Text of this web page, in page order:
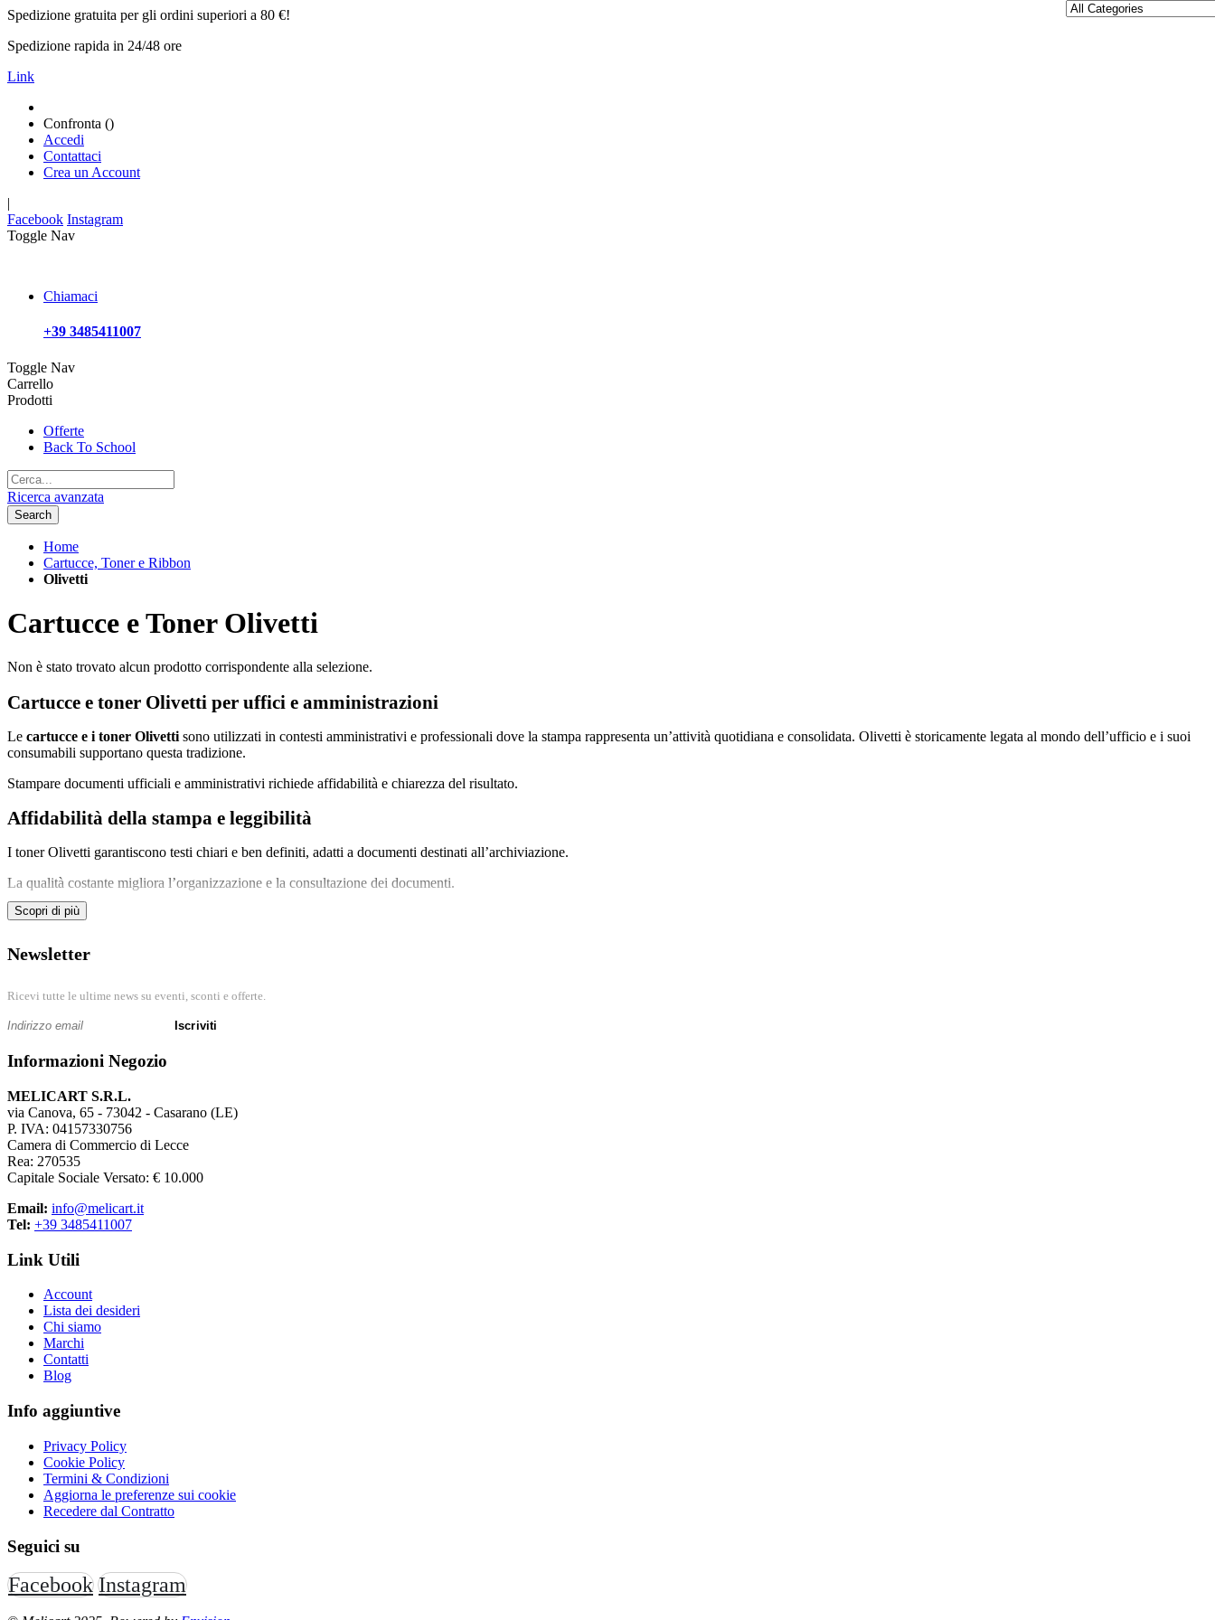
Spedizione gratuita per gli ordini superiori a 80 €!
Spedizione rapida in 24/48 ore
Link
Confronta ()
Accedi
Contattaci
Crea un Account
|
Facebook Instagram
Toggle Nav
Chiamaci
+39 3485411007
Toggle Nav
Carrello
Prodotti
Offerte
Back To School
Ricerca avanzata
Search
Home
Cartucce, Toner e Ribbon
Olivetti
Cartucce e Toner Olivetti
Non è stato trovato alcun prodotto corrispondente alla selezione.
Cartucce e toner Olivetti per uffici e amministrazioni
Le cartucce e i toner Olivetti sono utilizzati in contesti amministrativi e professionali dove la stampa rappresenta un’attività quotidiana e consolidata. Olivetti è storicamente legata al mondo dell’ufficio e i suoi
consumabili supportano questa tradizione.
Stampare documenti ufficiali e amministrativi richiede affidabilità e chiarezza del risultato.
Affidabilità della stampa e leggibilità
I toner Olivetti garantiscono testi chiari e ben definiti, adatti a documenti destinati all’archiviazione.
La qualità costante migliora l’organizzazione e la consultazione dei documenti.
Utilizzo in uffici pubblici e privati
Negli uffici pubblici e privati, Olivetti supporta flussi documentali continui.
Gestione delle forniture e continuità
Una gestione ordinata delle scorte Olivetti riduce il rischio di interruzioni.
Durata delle stampanti e stabilità
L’uso di cartucce e toner adeguati preserva le stampanti Olivetti.
Questo garantisce affidabilità nel lungo periodo.
Scopri di più
Newsletter
Ricevi tutte le ultime news su eventi, sconti e offerte.
Iscriviti
Informazioni Negozio
MELICART S.R.L.
via Canova, 65 - 73042 - Casarano (LE)
P. IVA: 04157330756
Camera di Commercio di Lecce
Rea: 270535
Capitale Sociale Versato: € 10.000
Email: info@melicart.it
Tel: +39 3485411007
Link Utili
Account
Lista dei desideri
Chi siamo
Marchi
Contatti
Blog
Info aggiuntive
Privacy Policy
Cookie Policy
Termini & Condizioni
Aggiorna le preferenze sui cookie
Recedere dal Contratto
Seguici su
Facebook Instagram